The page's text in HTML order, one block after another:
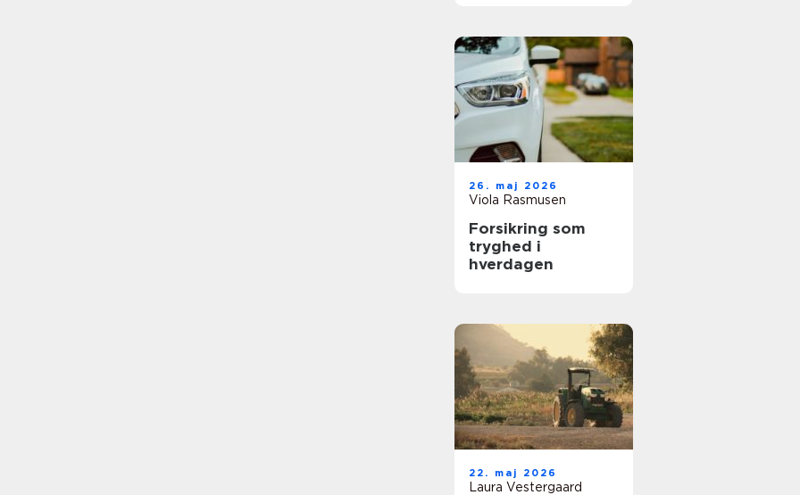
26. maj 2026
Viola Rasmusen
Forsikring som
tryghed i
hverdagen
22. maj 2026
Laura Vestergaard